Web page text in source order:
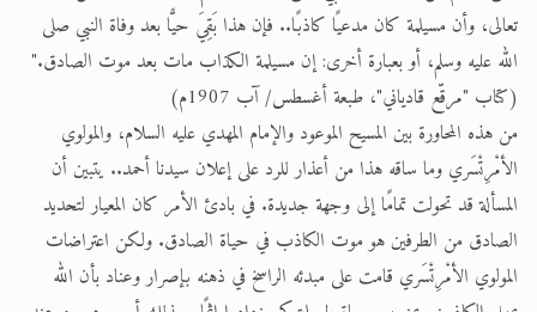
تعالى، وأن مسيلمة كان مدعيًا كاذبًا.. فإن هذا بَقِيَ حيًّا بعد وفاة النبي صلى
الله عليه وسلم، أو بعبارة أخرى: إن مسيلمة الكذاب مات بعد موت الصادق."
(كتاب "مرقّع قادياني"، طبعة أغسطس/ آب 1907م)
من هذه المحاورة بين المسيح الموعود والإمام المهدي عليه السلام، والمولوي
الأمْرِتْسَري وما ساقه هذا من أعذار للرد على إعلان سيدنا أحمد.. يتبين أن
المسألة قد تحولت تمامًا إلى وجهة جديدة. في بادئ الأمر كان المعيار لتحديد
الصادق من الطرفين هو موت الكاذب في حياة الصادق. ولكن اعتراضات
المولوي الأمْرِتْسَري قامت على مبدئه الراسخ في ذهنه بإصرار وعناد بأن الله